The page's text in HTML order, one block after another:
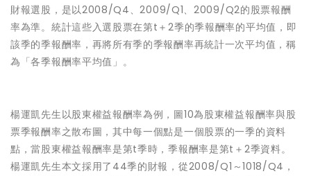
財報選股，是以2008/Q4、2009/Q1、2009/Q2的股票報酬
率為準。統計這些入選股票在第t＋2季的季報酬率的平均值，即
該季的季報酬率，再將所有季的季報酬率再統計一次平均值，稱
為「各季報酬率平均值」。
楊運凱先生以股東權益報酬率為例，圖10為股東權益報酬率與股
票季報酬率之散布圖，其中每一個點是一個股票的一季的資料
點，當股東權益報酬率是第t季時，季報酬率是第t＋2季資料。
楊運凱先生本文採用了44季的財報，從2008/Q1～1018/Q4，